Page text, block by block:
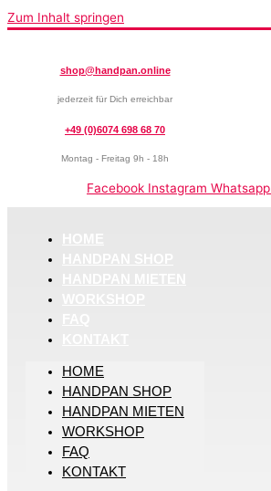
Zum Inhalt springen
shop@handpan.online
jederzeit für Dich erreichbar
+49 (0)6074 698 68 70
Montag - Freitag 9h - 18h
Facebook Instagram Whatsapp
HOME
HANDPAN SHOP
HANDPAN MIETEN
WORKSHOP
FAQ
KONTAKT